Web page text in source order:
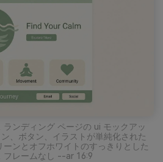
ンディング ページの ui モックアッ
、ボタン、イラストが単純化された
ンとオフホワイトのすっきりとした
フレームなし --ar 16:9